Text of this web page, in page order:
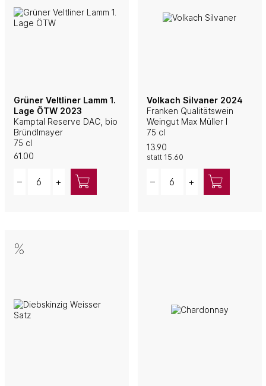
Grüner Veltliner Lamm 1.
Lage ÖTW 2023
Kamptal Reserve DAC, bio
Bründlmayer
75 cl
61.00
– +
Volkach Silvaner 2024
Franken Qualitätswein
Weingut Max Müller I
75 cl
13.90
statt 15.60
– +